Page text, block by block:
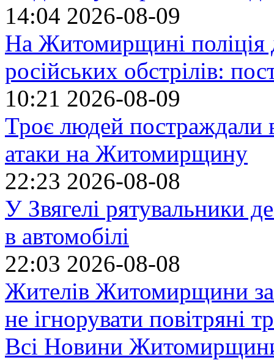
14:04 2026-08-09
На Житомирщині поліція
російських обстрілів:
10:21 2026-08-09
Троє людей постраждали
атаки на Житомирщину
22:23 2026-08-08
У Звягелі рятувальники
в автомобілі
22:03 2026-08-08
Жителів Житомирщини
не ігнорувати повітряні
Всі Новини